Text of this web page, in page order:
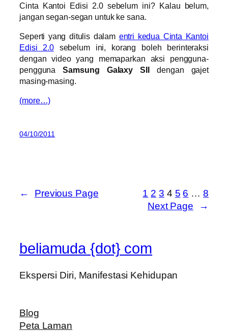
Cinta Kantoi Edisi 2.0 sebelum ini? Kalau belum,
jangan segan-segan untuk ke sana.
Seperti yang ditulis dalam entri kedua Cinta Kantoi
Edisi 2.0sebelum ini, korang boleh berinteraksi
dengan video yang memaparkan aksi pengguna-
penggunaSamsung Galaxy SIIdengan gajet
masing-masing.
(more…)
04/10/2011
← Previous Page 1 2 3 4 5 6 … 8
Next Page
→
beliamuda {dot} com
Ekspersi Diri, Manifestasi Kehidupan
Blog
Peta Laman